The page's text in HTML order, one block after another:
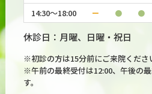
2026.07.16 #うつ病・気分障害
アンヘドニアにプラミペキソ
14:30～18:00 ー ● ●
休診日：月曜、日曜・祝日
※初診の方は15分前にご来院くださ
※午前の最終受付は12:00、午後の
す。